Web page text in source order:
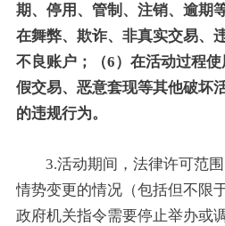
期、停用、管制、注销、逾期
在舞弊、欺诈、非真实交易、
不良账户；（6）在活动过程
假交易、恶意套现等其他破坏
的违规行为。
3.活动期间，法律许可范
情势变更的情况（包括但不限
政府机关指令需要停止举办或